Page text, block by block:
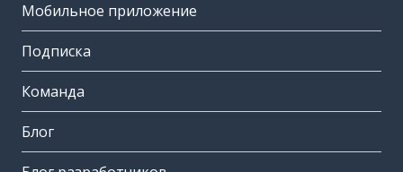
Мобильное приложение
Подписка
Команда
Блог